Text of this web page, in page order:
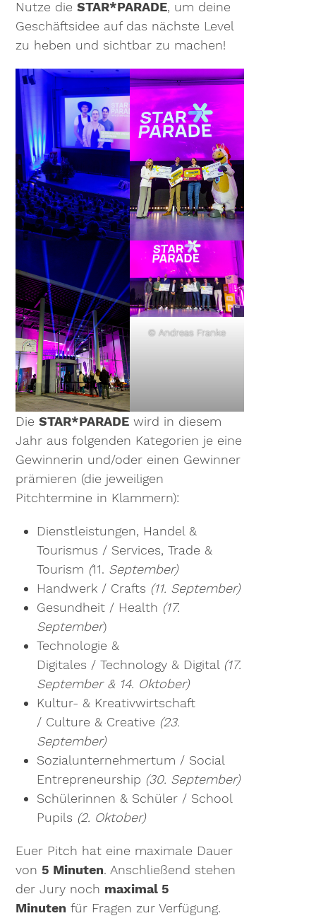
Nutze dieSTAR*PARADE, um deine
Geschäftsidee auf das nächste Level
zu heben und sichtbar zu machen!
© Andreas Franke
DieSTAR*PARADE wird in diesem
Jahr aus folgenden Kategorien je eine
Gewinnerin und/oder einen Gewinner
prämieren (die jeweiligen
Pitchtermine in Klammern):
Dienstleistungen, Handel &
Tourismus / Services, Trade &
Tourism (11. September)
Handwerk / Crafts (11. September)
Gesundheit / Health (17.
September)
Technologie &
Digitales / Technology & Digital (17.
September & 14. Oktober)
Kultur- & Kreativwirtschaft
/ Culture & Creative (23.
September)
Sozialunternehmertum / Social
Entrepreneurship (30. September)
Schülerinnen & Schüler / School
Pupils (2. Oktober)
Euer Pitch hat eine maximale Dauer
von5 Minuten. Anschließend stehen
der Jury noch maximal 5
Minuten für Fragen zur Verfügung.